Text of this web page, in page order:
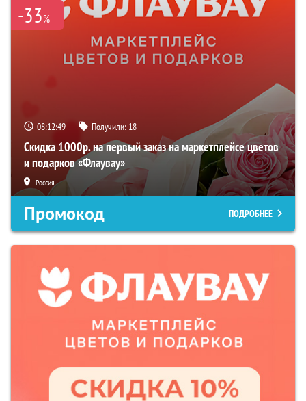
-33%
08:12:48 Получили: 18
Скидка 1000р. на первый заказ на маркетплейсе цветов
и подарков «Флаувау»
Россия
Промокод ПОДРОБНЕЕ